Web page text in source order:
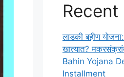
लाडकी बहीण
खात्यात?
Bahin Yojana
Installment